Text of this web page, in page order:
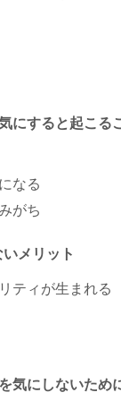
にすると起こる
なる
がち
メリット
ティが生まれる
気にしないため